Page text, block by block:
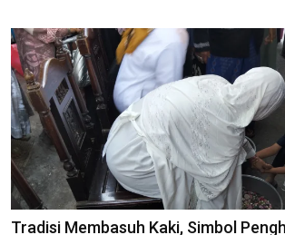
Tradisi Membasuh Kaki, Simbol